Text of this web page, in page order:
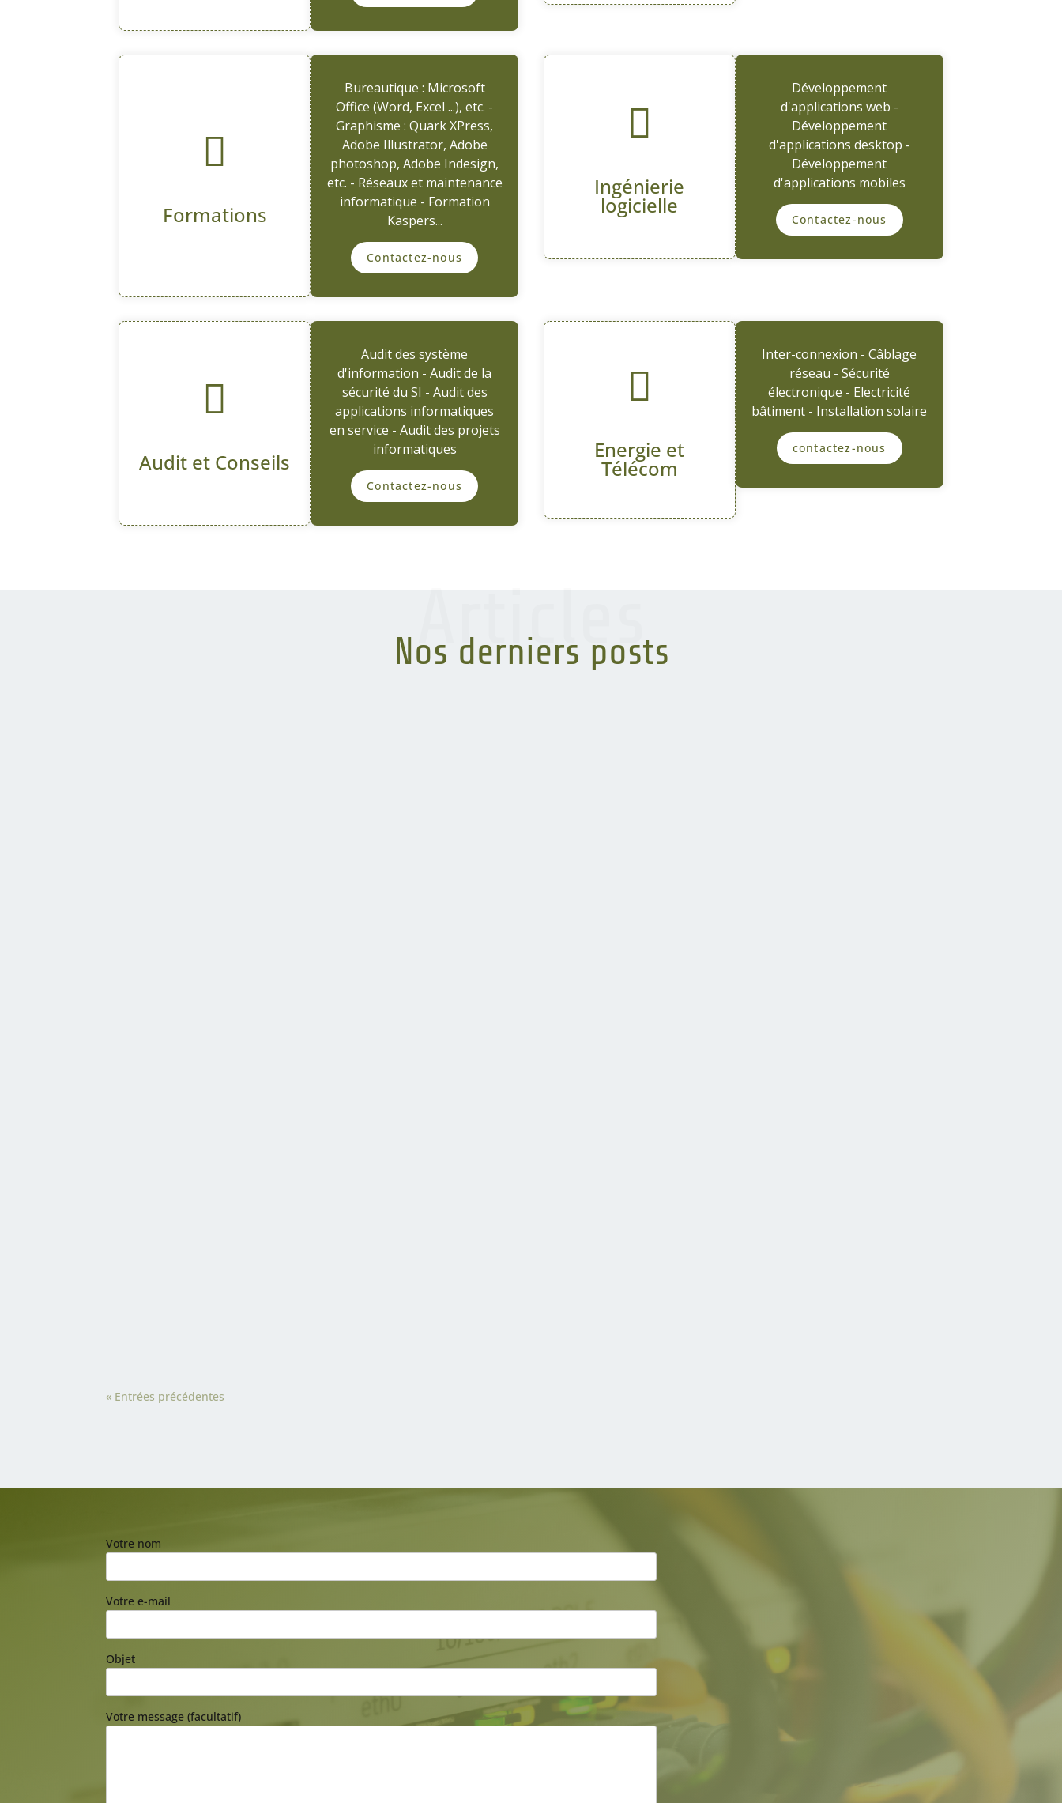
Formations
Bureautique : Microsoft
Office (Word, Excel ...), etc. -
Graphisme : Quark XPress,
Adobe Illustrator, Adobe
photoshop, Adobe Indesign,
etc. - Réseaux et maintenance
informatique - Formation
Kaspers...
Contactez-nous
Ingénierie
logicielle
Développement
d'applications web -
Développement
d'applications desktop -
Développement
d'applications mobiles
Contactez-nous
Audit et Conseils
Audit des système
d'information - Audit de la
sécurité du SI - Audit des
applications informatiques
en service - Audit des projets
informatiques
Contactez-nous
Energie et
Télécom
Inter-connexion - Câblage
réseau - Sécurité
électronique - Electricité
bâtiment - Installation solaire
contactez-nous
Articles
Nos derniers posts
« Entrées précédentes
POUR OBTENIR VOTRE DEVIS
Votre nom
Votre e-mail
Objet
Votre message (facultatif)
Adresse
01 BP 9224 Ouaga Zogona
info@cvp.bf